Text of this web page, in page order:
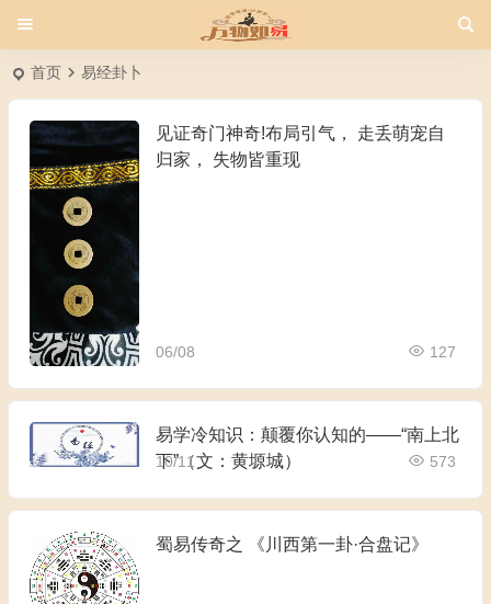
首页 易经卦卜
见证奇门神奇!布局引气， 走丢萌宠自
归家， 失物皆重现
06/08 127
易学冷知识：颠覆你认知的——“南上北
下”（文：黄塬城）
10/11 573
蜀易传奇之 《川西第一卦·合盘记》